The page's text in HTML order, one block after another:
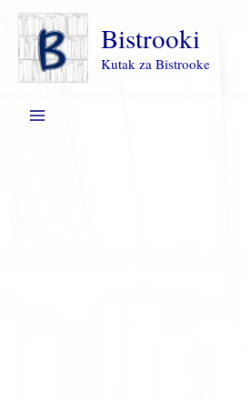
Пређи
садржај
Bistrooki
Kutak za Bistrooke